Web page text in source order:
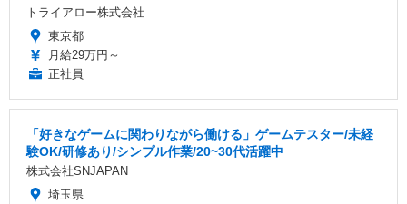
トライアロー株式会社
東京都
月給29万円～
正社員
「好きなゲームに関わりながら働ける」ゲームテスター/未経
験OK/研修あり/シンプル作業/20~30代活躍中
株式会社SNJAPAN
埼玉県